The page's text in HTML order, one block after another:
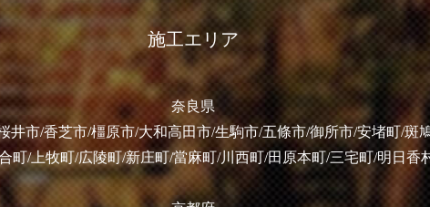
施工エリア
奈良県
井市/香芝市/橿原市/大和高田市/生駒市/五條市/御所市/安堵町/斑
町/上牧町/広陵町/新庄町/當麻町/川西町/田原本町/三宅町/明日香